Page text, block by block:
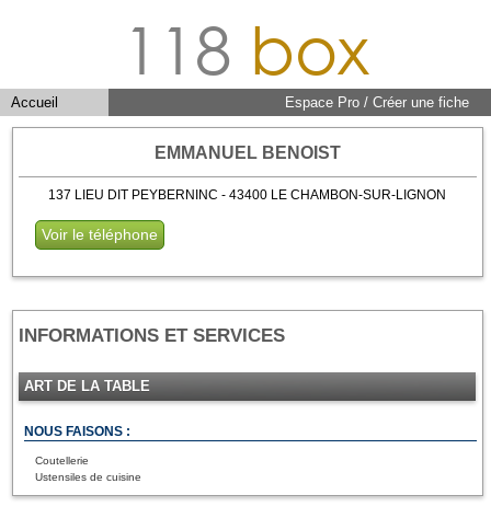
118 box
Accueil Espace Pro / Créer une fiche
EMMANUEL BENOIST
137 LIEU DIT PEYBERNINC - 43400 LE CHAMBON-SUR-LIGNON
Voir le téléphone
INFORMATIONS ET SERVICES
ART DE LA TABLE
NOUS FAISONS :
Coutellerie
Ustensiles de cuisine